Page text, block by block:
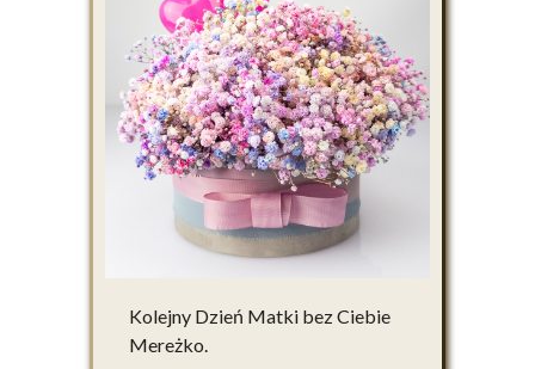
Kolejny Dzień Matki bez Ciebie
Mereżko.